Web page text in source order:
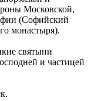
Московской,
(Софийский
монастыря).
святыни
и частицей